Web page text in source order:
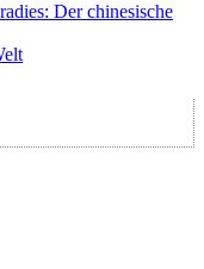
Der chinesische